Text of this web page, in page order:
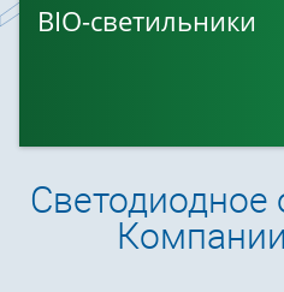
BIO-светильники
Светодиодное